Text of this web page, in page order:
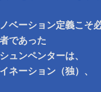
ベーション定義こそ
であった
ュンペンターは、
ネーション（独）、